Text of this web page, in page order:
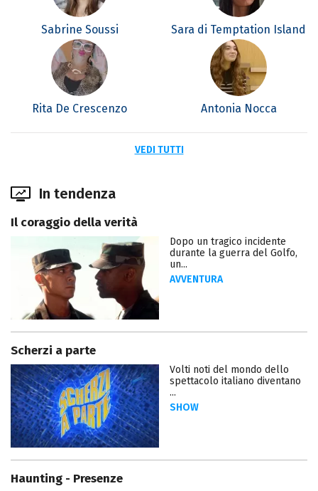
Sabrine Soussi Sara di Temptation Island
Rita De Crescenzo Antonia Nocca
VEDI TUTTI
In tendenza
Il coraggio della verità
Dopo un tragico incidente
durante la guerra del Golfo,
un...
AVVENTURA
Scherzi a parte
Volti noti del mondo dello
spettacolo italiano diventano
...
SHOW
Haunting - Presenze